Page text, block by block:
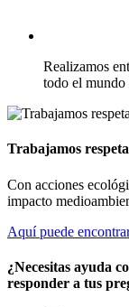
Realizamos
todo el mundo
Trabajamos
Con acciones
impacto
Aquí puede
¿Necesitas ayuda
responder a tus